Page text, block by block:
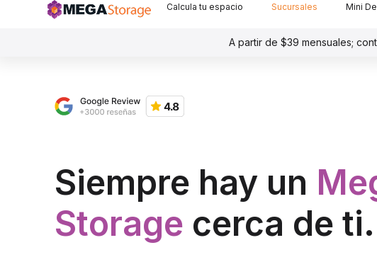
Calcula tu espacio Sucursales Mini
A partir de $39 mensuales;
Siempre hay un
Storage cerca de ti.